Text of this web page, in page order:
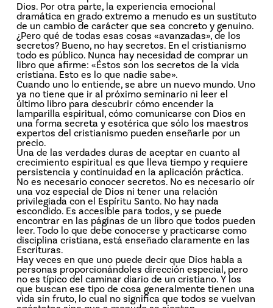
Dios. Por otra parte, la experiencia emocional
dramática en grado extremo a menudo es un sustituto
de un cambio de carácter que sea concreto y genuino.
¿Pero qué de todas esas cosas «avanzadas», de los
secretos? Bueno, no hay secretos. En el cristianismo
todo es público. Nunca hay necesidad de comprar un
libro que afirme: «Éstos son los secretos de la vida
cristiana. Esto es lo que nadie sabe».
Cuando uno lo entiende, se abre un nuevo mundo. Uno
ya no tiene que ir al próximo seminario ni leer el
último libro para descubrir cómo encender la
lamparilla espiritual, cómo comunicarse con Dios en
una forma secreta y esotérica que sólo los maestros
expertos del cristianismo pueden enseñarle por un
precio.
Una de las verdades duras de aceptar en cuanto al
crecimiento espiritual es que lleva tiempo y requiere
persistencia y continuidad en la aplicación práctica.
No es necesario conocer secretos. No es necesario oír
una voz especial de Dios ni tener una relación
privilegiada con el Espíritu Santo. No hay nada
escondido. Es accesible para todos, y se puede
encontrar en las páginas de un libro que todos pueden
leer. Todo lo que debe conocerse y practicarse como
disciplina cristiana, está enseñado claramente en las
Escrituras.
Hay veces en que uno puede decir que Dios habla a
personas proporcionándoles dirección especial, pero
no es típico del caminar diario de un cristiano. Y los
que buscan ese tipo de cosa generalmente tienen una
vida sin fruto, lo cual no significa que todos se vuelvan